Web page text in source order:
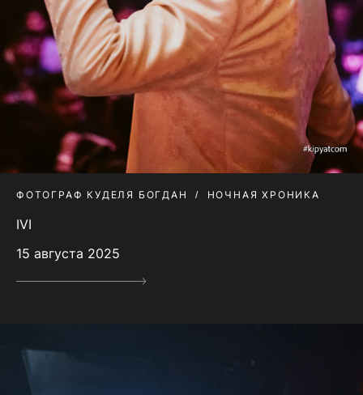
ФОТОГРАФ КУДЕЛЯ БОГДАН НОЧНАЯ ХРОНИКА
IVI
15 августа 2025